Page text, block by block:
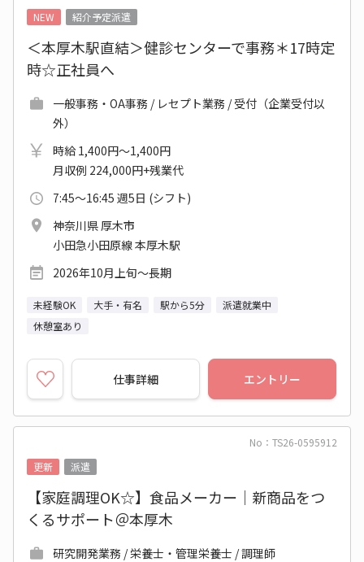
NEW
紹介予定派遣
＜本厚木駅直結＞健診センターで事務＊17時定
時☆正社員へ
一般事務・OA事務 / レセプト業務 / 受付（企業受付以
外）
時給 1,400円～1,400円
月収例 224,000円+残業代
7:45～16:45 週5日 (シフト)
神奈川県 厚木市
小田急小田原線 本厚木駅
2026年10月上旬～長期
未経験OK 大手・有名 駅から5分
派遣就業中
休憩室あり
仕事詳細 エントリー
No：TS26-0595912
更新
派遣
【家庭調理OK☆】食品メーカー｜新商品をつ
くるサポート＠本厚木
研究開発業務 / 栄養士・管理栄養士 / 調理師